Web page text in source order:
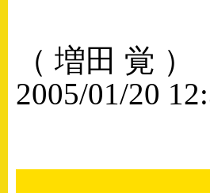
（ 増田 覚 ）
2005/01/20